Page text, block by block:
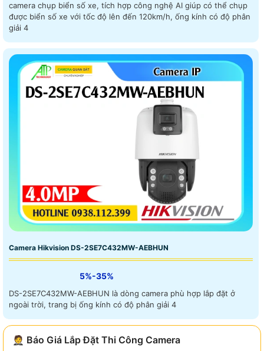
camera chụp biển số xe, tích hợp công nghệ AI giúp có thể chụp
được biển số xe với tốc độ lên đến 120km/h, ống kính có độ phân
giải 4
Camera Hikvision DS-2SE7C432MW-AEBHUN
5%-35%
DS-2SE7C432MW-AEBHUN là dòng camera phù hợp lắp đặt ở
ngoài trời, trang bị ống kính có độ phân giải 4
🤵 Báo Giá Lắp Đặt Thi Công Camera